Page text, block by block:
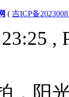
( 吉ICP备
,
，阳